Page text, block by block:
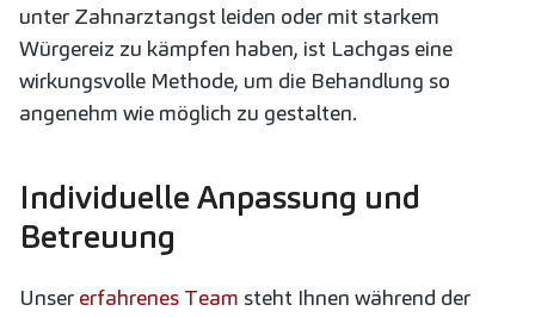
unter Zahnarztangst leiden oder mit starkem
Würgereiz zu kämpfen haben, ist Lachgas eine
wirkungsvolle Methode, um die Behandlung so
angenehm wie möglich zu gestalten.
Individuelle Anpassung und
Betreuung
Unser erfahrenes Team steht Ihnen während der